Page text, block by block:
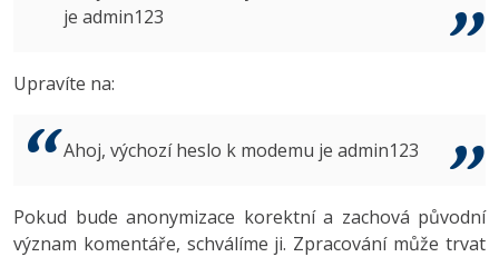
Best practices
3D grafik
Copywriter
WordPress specialista
VB.NET
Algoritmy -41%
Umělá inteligence (AI) -10%
Copywriting
Windows
Inkscape
Fórum
je admin123
Upravíte na:
Ahoj, výchozí heslo k modemu je admin123
Pokud bude anonymizace korektní a zachová původní
význam komentáře, schválíme ji. Zpracování může trvat